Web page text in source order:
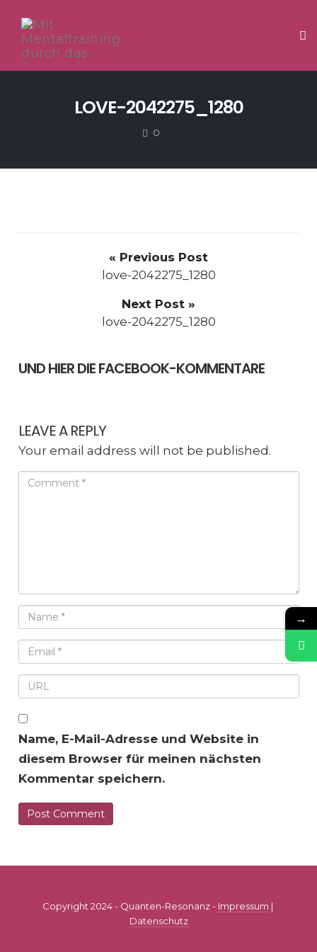
LOVE-2042275_1280
0
« Previous Post
love-2042275_1280
Next Post »
love-2042275_1280
UND HIER DIE FACEBOOK-KOMMENTARE
LEAVE A REPLY
Your email address will not be published.
Name, E-Mail-Adresse und Website in
diesem Browser für meinen nächsten
Kommentar speichern.
Copyright 2024 - Quanten-Resonanz - Impressum |
Datenschutz
→